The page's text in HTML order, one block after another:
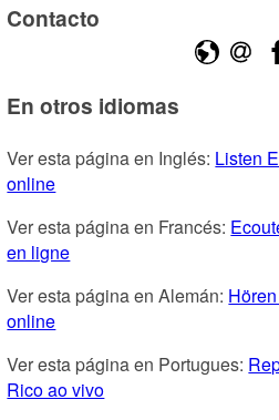
Contacto
En otros idiomas
Ver esta página en Inglés: Listen
online
Ver esta página en Francés:
en ligne
Ver esta página en Alemán:
online
Ver esta página en Portugues:
Rico ao vivo